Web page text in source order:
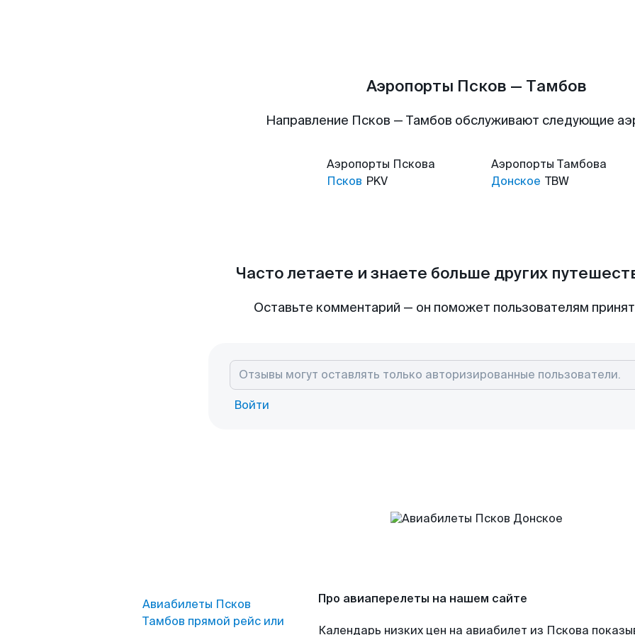
Аэропорты Псков — Тамбов
Направление Псков — Тамбов обслуживают следующие
Аэропорты Пскова
Псков PKV
Аэропорты Тамбова
Донское TBW
Часто летаете и знаете больше других
Оставьте комментарий — он поможет пользователям
Войти
Авиабилеты Псков
Тамбов прямой рейс или
Про авиаперелеты на нашем сайте
Календарь низких цен на авиабилет из Пскова